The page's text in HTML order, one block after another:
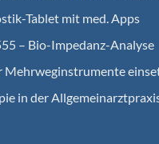
Tablet mit med. Apps
– Bio-Impedanz-Analyse
Mehrweginstrumente
in der